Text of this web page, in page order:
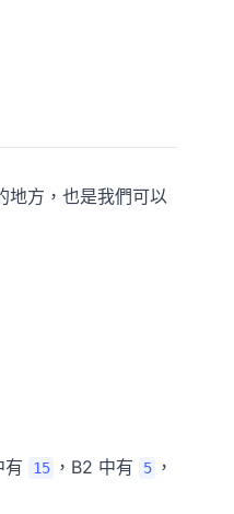
地方，也是我們可以
有 15 ，B2 中有 5 ，